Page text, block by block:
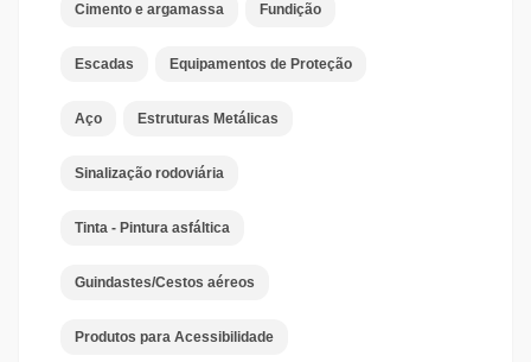
Cimento e argamassa Fundição
Escadas Equipamentos de Proteção
Aço Estruturas Metálicas
Sinalização rodoviária
Tinta - Pintura asfáltica
Guindastes/Cestos aéreos
Produtos para Acessibilidade